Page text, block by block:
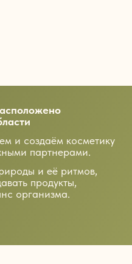
и создаём косметику
партнерами.
и её ритмов,
продукты,
организма.